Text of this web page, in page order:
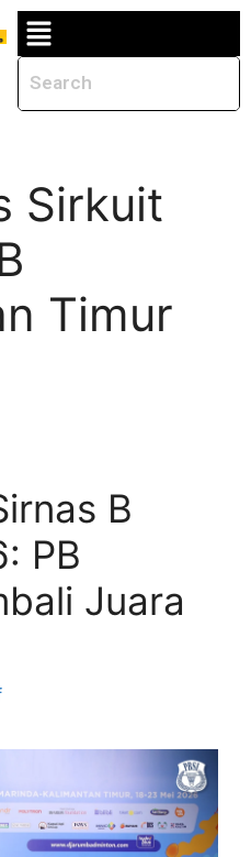
Sirkuit
Timur
B
PB
Juara